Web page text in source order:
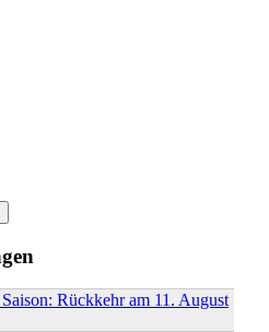
Rückkehr am 11. August